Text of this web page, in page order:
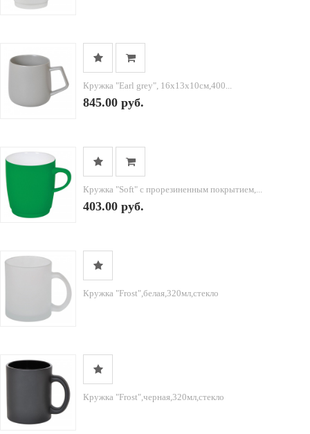
Кружка "Earl grey", 16х13х10см,400...
845.00 руб.
Кружка "Soft" с прорезиненным покрытием,...
403.00 руб.
Кружка "Frost",белая,320мл,стекло
Кружка "Frost",черная,320мл,стекло